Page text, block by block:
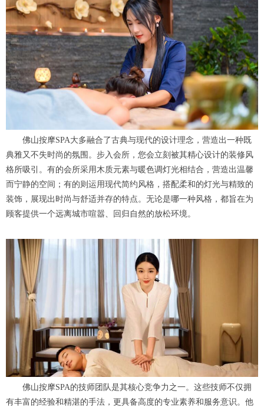
佛山按摩SPA大多融合了古典与现代的设计理念，营造出一种既
典雅又不失时尚的氛围。步入会所，您会立刻被其精心设计的装修风
格所吸引。有的会所采用木质元素与暖色调灯光相结合，营造出温馨
而宁静的空间；有的则运用现代简约风格，搭配柔和的灯光与精致的
装饰，展现出时尚与舒适并存的特点。无论是哪一种风格，都旨在为
顾客提供一个远离城市喧嚣、回归自然的放松环境。
佛山按摩SPA的技师团队是其核心竞争力之一。这些技师不仅拥
有丰富的经验和精湛的手法，更具备高度的专业素养和服务意识。他